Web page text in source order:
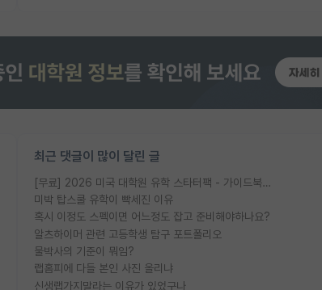
최근 댓글이 많이 달린 글
[무료] 2026 미국 대학원 유학 스타터팩 - 가이드북 & 합격자 컨택메일 템플릿
미박 탑스쿨 유학이 빡세진 이유
혹시 이정도 스펙이면 어느정도 잡고 준비해야하나요?
알츠하이머 관련 고등학생 탐구 포트폴리오
물박사의 기준이 뭐임?
랩홈피에 다들 본인 사진 올리냐
신생랩가지말라는 이유가 있었구나